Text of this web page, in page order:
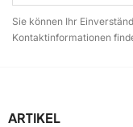
Sie können Ihr
Kontaktinformationen
ARTIKEL